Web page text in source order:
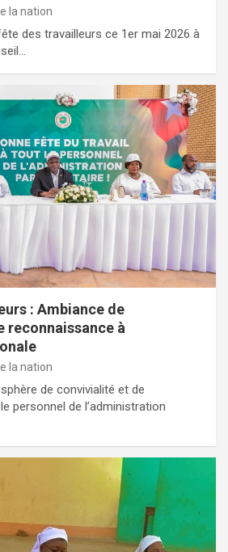
la nation
des travailleurs ce 1er mai 2026 à
: Ambiance de
reconnaissance à
la nation
de convivialité et de
personnel de l’administration